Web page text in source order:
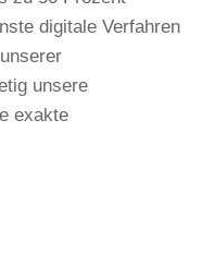
digitale Verfahren
unsere
exakte